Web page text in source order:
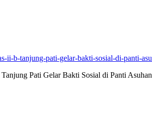
Pati Gelar Bakti Sosial di Panti Asuhan